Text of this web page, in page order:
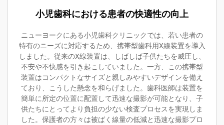
小児歯科における患者の快適性の向上
ニューヨークにある小児歯科クリニックでは、若い患者の
特有のニーズに対応するため、携帯型歯科用X線装置を導入
しました。従来のX線装置は、しばしば子供たちを威圧し、
不安や不快感を引き起こしていました。一方、この携帯型
装置はコンパクトなサイズと親しみやすいデザインを備え
ており、こうした懸念を和らげました。歯科医師は装置を
簡単に所定の位置に配置して迅速な撮影が可能となり、子
供たちにとってより負担の少ない検査プロセスを実現しま
した。保護者の方々は被ばく線量の低減と迅速な撮影プロ